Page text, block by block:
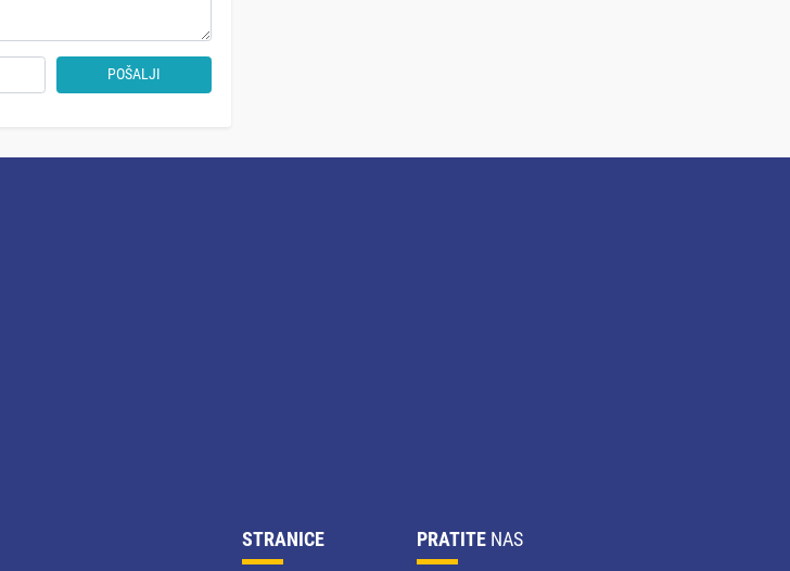
POŠALJI
STRANICE PRATITE NAS